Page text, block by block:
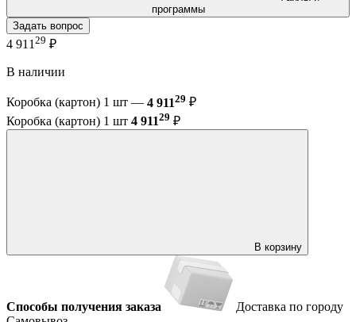
программы
Задать вопрос
4 911 29 ₽
В наличии
Коробка (картон) 1 шт — 4 91129 ₽
Коробка (картон) 1 шт 4 91129 ₽
В корзину
Способы получения заказа
Доставка по городу